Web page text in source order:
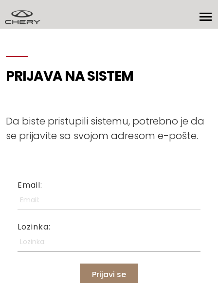
PRIJAVA NA SISTEM
Da biste pristupili sistemu, potrebno je da
se prijavite sa svojom adresom e-pošte.
Email:
Lozinka:
Prijavi se